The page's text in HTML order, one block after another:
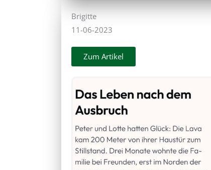
Brigitte
11-06-2023
Zum Artikel